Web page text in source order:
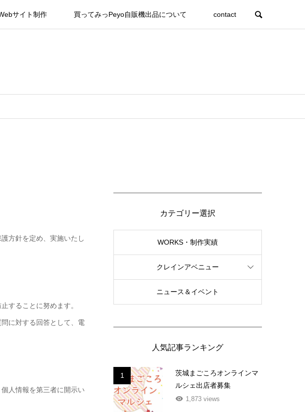
サイト制作 買ってみっPeyo自販機出品について contact
方針を定め、実施いたし
することに努めます。
に対する回答として、電
個人情報を第三者に開示い
カテゴリー選択
WORKS・制作実績
クレインアベニュー
ニュース＆イベント
人気記事ランキング
1
茨城まごころオンラインマ
ルシェ出店者募集
1,873 views